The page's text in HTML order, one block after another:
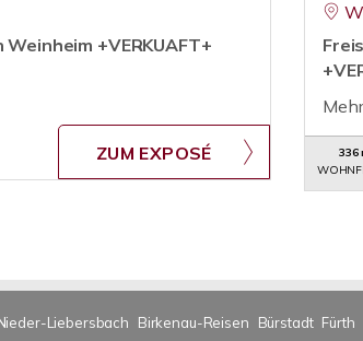
+VERKUAFT+
ZUM EXPOSÉ
336
Liebersbach Birkenau-Reisen Bürstadt Fürth